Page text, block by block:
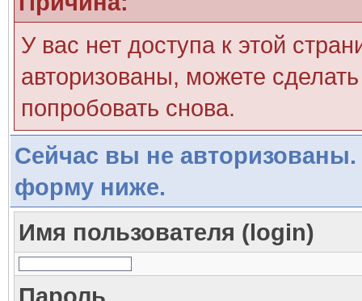
У вас нет доступа к этой
авторизованы, можете
попробовать снова.
Сейчас вы не авторизованы.
форму ниже.
Имя пользователя (login)